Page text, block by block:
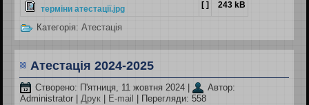
терміни атестації.jpg [ ] 243 kB
Категорія:Атестація
Атестація 2024-2025
Створено: П'ятниця, 11 жовтня 2024
Автор:
Administrator |Друк E-mail
| Перегляди: 558